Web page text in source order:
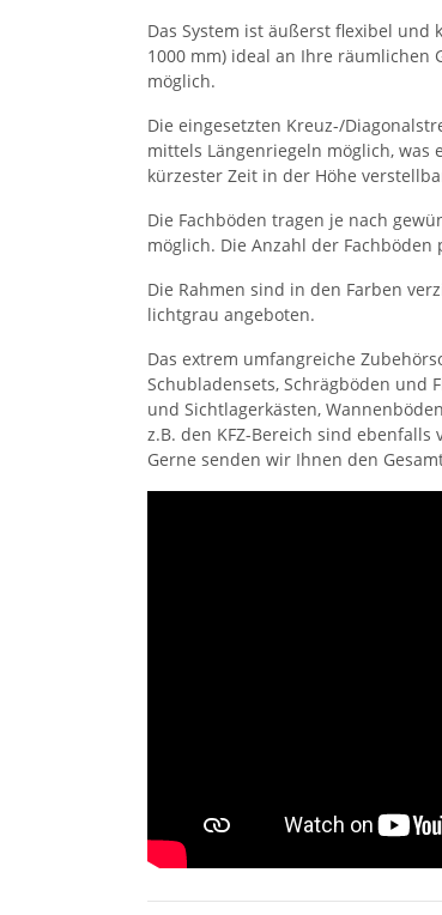
Das System ist äußerst flexibel und
1000 mm) ideal an Ihre räumlichen
möglich.
Die eingesetzten Kreuz-/
mittels Längenriegeln möglich, was
kürzester Zeit in der Höhe
Die Fachböden tragen je nach
möglich. Die Anzahl der
Die Rahmen sind in den Farben
lichtgrau angeboten.
Das extrem umfangreiche
Schubladensets, Schrägböden und
und Sichtlagerkästen,
z.B. den KFZ-Bereich sind ebenfalls
Gerne senden wir Ihnen den